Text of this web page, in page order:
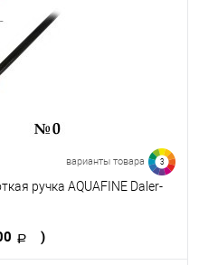
В наличии
варианты товара 3
ручка AQUAFINE Daler-
)